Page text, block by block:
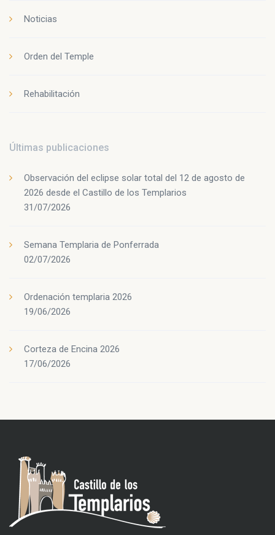
Noticias
Orden del Temple
Rehabilitación
Últimas publicaciones
Observación del eclipse solar total del 12 de agosto de
2026 desde el Castillo de los Templarios
31/07/2026
Semana Templaria de Ponferrada
02/07/2026
Ordenación templaria 2026
19/06/2026
Corteza de Encina 2026
17/06/2026